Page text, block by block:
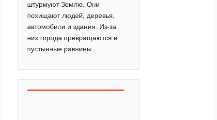
штурмуют Землю. Они
похищают людей, деревья,
автомобили и здания. Из-за
них города превращаются в
пустынные равнины.